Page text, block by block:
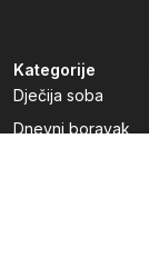
Kategorije
Dječija soba
Dnevni boravak